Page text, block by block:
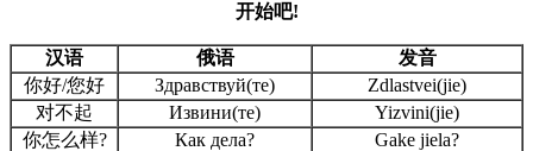
开始吧!
汉语 俄语
发音
你好/您好
Здравствуй(те)
Zdlastvei(jie)
对不起
Извини(те)
Yizvini(jie)
你怎么样?
Как дела?
Gake jiela?